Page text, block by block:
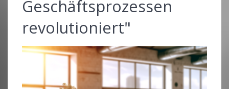
Geschäftsprozessen
revolutioniert"